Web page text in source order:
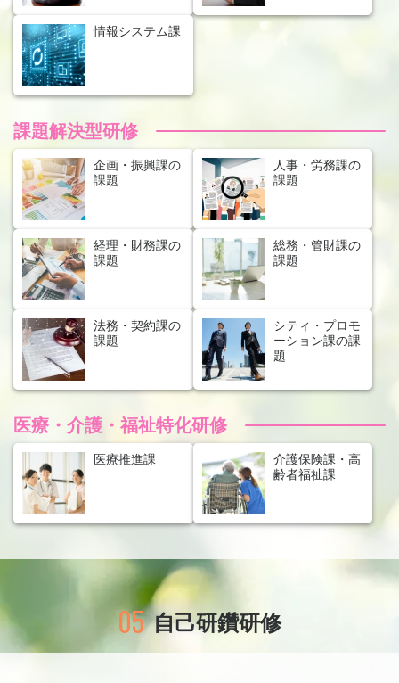
情報システム課
課題解決型研修
企画・振興課の
課題
人事・労務課の
課題
経理・財務課の
課題
総務・管財課の
課題
法務・契約課の
課題
シティ・プロモ
ーション課の課
題
医療・介護・福祉特化研修
医療推進課
介護保険課・高
齢者福祉課
05 自己研鑽研修